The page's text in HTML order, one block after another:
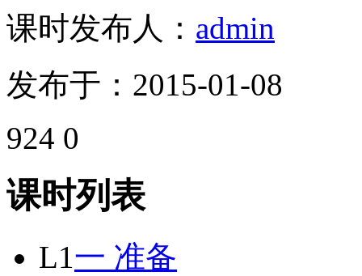
课时发布人： admin
发布于：2015-01-08
924 0
课时列表
L1一 准备